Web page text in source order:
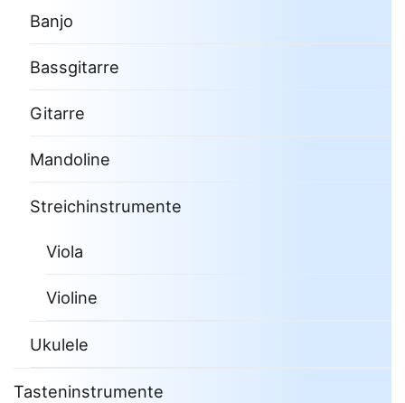
Banjo
Bassgitarre
Gitarre
Mandoline
Streichinstrumente
Viola
Violine
Ukulele
Tasteninstrumente